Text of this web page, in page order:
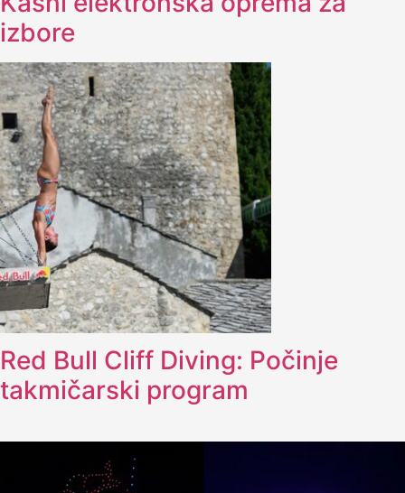
izbore
Red Bull Cliff Diving: Počinje
takmičarski program